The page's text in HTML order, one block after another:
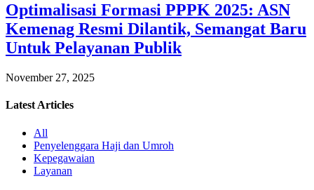
Optimalisasi Formasi PPPK 2025: ASN
Kemenag Resmi Dilantik, Semangat Baru
Untuk Pelayanan Publik
November 27, 2025
Latest Articles
All
Penyelenggara Haji dan Umroh
Kepegawaian
Layanan